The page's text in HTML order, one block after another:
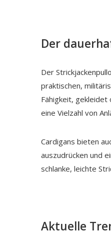
Der
Der
praktischen,
Fähigkeit,
eine Vielzahl von
Cardigans bieten
auszudrücken und
schlanke, leichte
Aktuelle